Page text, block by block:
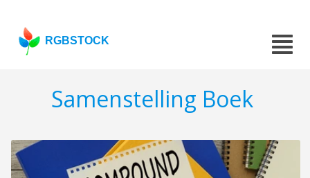
RGBSTOCK
Samenstelling Boek